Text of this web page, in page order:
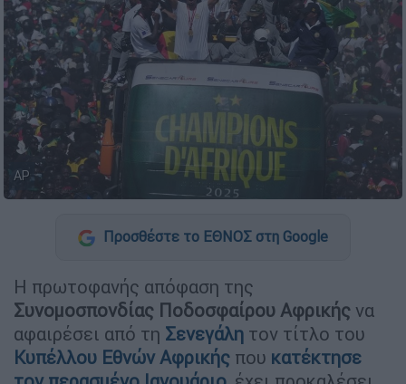
AP
Προσθέστε το ΕΘΝΟΣ στη Google
Η πρωτοφανής απόφαση της
Συνομοσπονδίας Ποδοσφαίρου Αφρικής να
αφαιρέσει από τη Σενεγάλη τον τίτλο του
Κυπέλλου Εθνών Αφρικής που κατέκτησε